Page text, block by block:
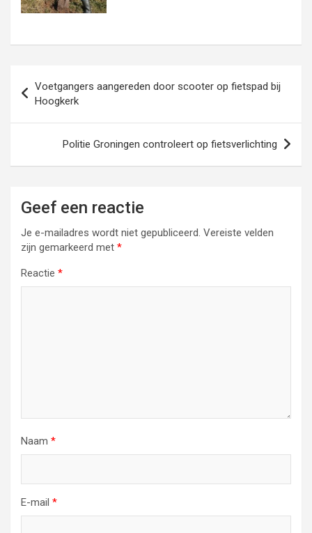
navigatie
Voetgangers aangereden door scooter op fietspad bij
Hoogkerk
Politie Groningen controleert op fietsverlichting
Geef een reactie
Je e-mailadres wordt niet gepubliceerd. Vereiste velden
zijn gemarkeerd met *
Reactie *
Naam *
E-mail *